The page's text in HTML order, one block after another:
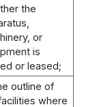
the
or
is
or leased;
outline of
where